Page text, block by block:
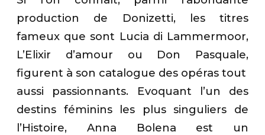
production de Donizetti, les titres
fameux que sont Lucia di Lammermoor,
L’Elixir d’amour ou Don Pasquale,
figurent à son catalogue des opéras tout
aussi passionnants. Evoquant l’un des
destins féminins les plus singuliers de
l’Histoire, Anna Bolena est un